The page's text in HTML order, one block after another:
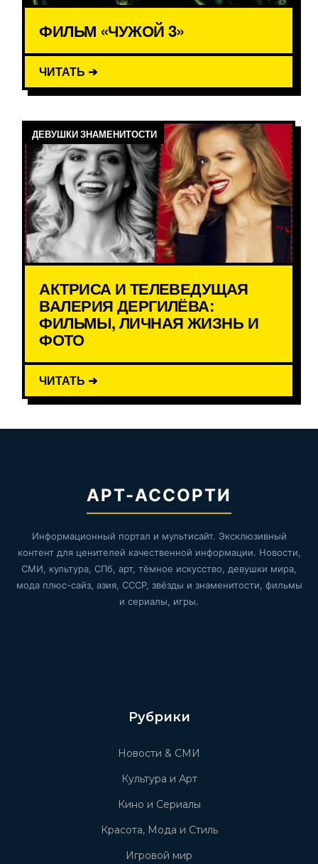
ФИЛЬМ «ЧУЖОЙ 3»
ЧИТАТЬ ➔
ДЕВУШКИ ЗНАМЕНИТОСТИ
АКТРИСА И ТЕЛЕВЕДУЩАЯ
ВАЛЕРИЯ ДЕРГИЛЁВА:
ФИЛЬМЫ, ЛИЧНАЯ ЖИЗНЬ И
ФОТО
ЧИТАТЬ ➔
АРТ-АССОРТИ
Информационный портал и мультисайт. Эксклюзивный
контент для ценителей качественной информации. Новости,
СМИ, культура, СПб, арт, тёмное искусство, девушки мира,
мода плюс-сайз, азия, СССР, звёзды и знаменитости, фильмы
и сериалы, игры.
Рубрики
Новости & СМИ
Культура и Арт
Кино и Сериалы
Красота, Мода и Стиль
Игровой мир